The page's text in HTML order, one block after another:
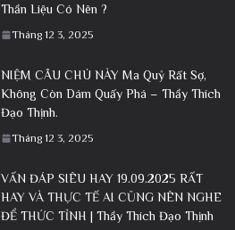
Thần Liệu Có Nên ?
Tháng 12 3, 2025
NIỆM CÂU CHÚ NÀY Ma Quỷ Rất Sợ,
Không Còn Dám Quấy Phá – Thầy Thích
Đạo Thịnh.
Tháng 12 3, 2025
VẤN ĐÁP SIÊU HAY 19.09.2025 RẤT
HAY VÀ THỰC TẾ AI CŨNG NÊN NGHE
ĐỂ THỨC TỈNH | Thầy Thích Đạo Thịnh